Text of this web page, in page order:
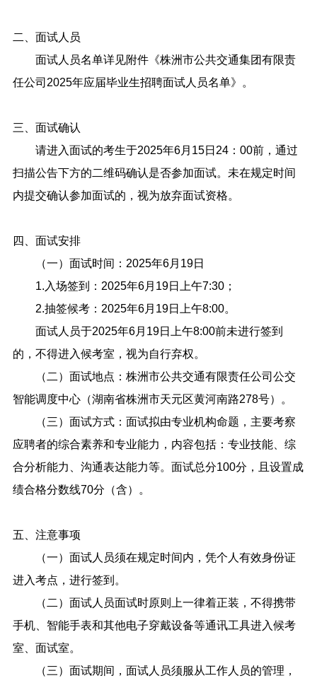
二、面试人员
面试人员名单详见附件《株洲市公共交通集团有限责
任公司2025年应届毕业生招聘面试人员名单》。
三、面试确认
请进入面试的考生于2025年6月15日24：00前，通过
扫描公告下方的二维码确认是否参加面试。未在规定时间
内提交确认参加面试的，视为放弃面试资格。
四、面试安排
（一）面试时间：2025年6月19日
1.入场签到：2025年6月19日上午7:30；
2.抽签候考：2025年6月19日上午8:00。
面试人员于2025年6月19日上午8:00前未进行签到
的，不得进入候考室，视为自行弃权。
（二）面试地点：株洲市公共交通有限责任公司公交
智能调度中心（湖南省株洲市天元区黄河南路278号）。
（三）面试方式：面试拟由专业机构命题，主要考察
应聘者的综合素养和专业能力，内容包括：专业技能、综
合分析能力、沟通表达能力等。面试总分100分，且设置成
绩合格分数线70分（含）。
五、注意事项
（一）面试人员须在规定时间内，凭个人有效身份证
进入考点，进行签到。
（二）面试人员面试时原则上一律着正装，不得携带
手机、智能手表和其他电子穿戴设备等通讯工具进入候考
室、面试室。
（三）面试期间，面试人员须服从工作人员的管理，